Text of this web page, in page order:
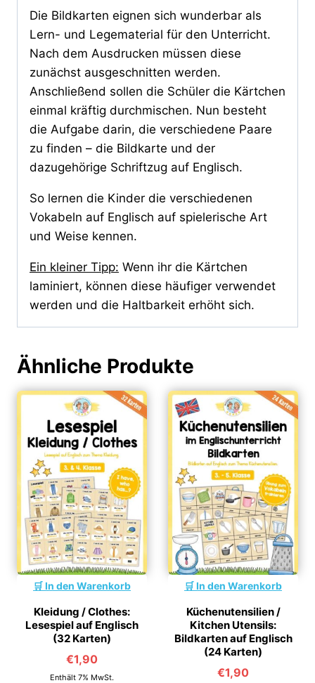
Die Bildkarten eignen sich wunderbar als
Lern- und Legematerial für den Unterricht.
Nach dem Ausdrucken müssen diese
zunächst ausgeschnitten werden.
Anschließend sollen die Schüler die Kärtchen
einmal kräftig durchmischen. Nun besteht
die Aufgabe darin, die verschiedene Paare
zu finden – die Bildkarte und der
dazugehörige Schriftzug auf Englisch.
So lernen die Kinder die verschiedenen
Vokabeln auf Englisch auf spielerische Art
und Weise kennen.
Ein kleiner Tipp: Wenn ihr die Kärtchen
laminiert, können diese häufiger verwendet
werden und die Haltbarkeit erhöht sich.
Ähnliche Produkte
In den Warenkorb
Kleidung / Clothes:
Lesespiel auf Englisch
(32 Karten)
€1,90
Enthält 7% MwSt.
In den Warenkorb
Küchenutensilien /
Kitchen Utensils:
Bildkarten auf Englisch
(24 Karten)
€1,90